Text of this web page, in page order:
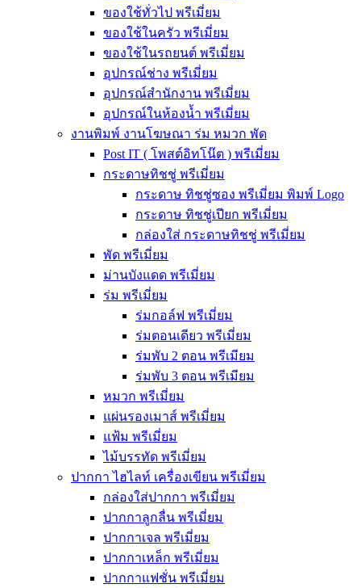
ของใช้ทั่วไป พรีเมี่ยม
ของใช้ในครัว พรีเมี่ยม
ของใช้ในรถยนต์ พรีเมี่ยม
อุปกรณ์ช่าง พรีเมี่ยม
อุปกรณ์สำนักงาน พรีเมี่ยม
อุปกรณ์ในห้องน้ำ พรีเมี่ยม
งานพิมพ์ งานโฆษณา ร่ม หมวก พัด
Post IT ( โพสต์อิทโน๊ต ) พรีเมี่ยม
กระดาษทิชชู่ พรีเมี่ยม
กระดาษ ทิชชู่ซอง พรีเมี่ยม พิมพ์ Logo
กระดาษ ทิชชู่เปียก พรีเมี่ยม
กล่องใส่ กระดาษทิชชู่ พรีเมี่ยม
พัด พรีเมี่ยม
ม่านบังแดด พรีเมี่ยม
ร่ม พรีเมี่ยม
ร่มกอล์ฟ พรีเมี่ยม
ร่มตอนเดียว พรีเมี่ยม
ร่มพับ 2 ตอน พรีเมียม
ร่มพับ 3 ตอน พรีเมียม
หมวก พรีเมี่ยม
แผ่นรองเมาส์ พรีเมี่ยม
แฟ้ม พรีเมี่ยม
ไม้บรรทัด พรีเมี่ยม
ปากกา ไฮไลท์ เครื่องเขียน พรีเมี่ยม
กล่องใส่ปากกา พรีเมี่ยม
ปากกาลูกลื่น พรีเมี่ยม
ปากกาเจล พรีเมี่ยม
ปากกาเหล็ก พรีเมี่ยม
ปากกาแฟชั่น พรีเมี่ยม